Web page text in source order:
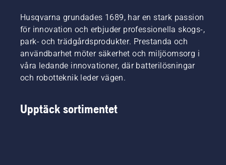
Husqvarna grundades 1689, har en stark passion
för innovation och erbjuder professionella skogs-,
park- och trädgårdsprodukter. Prestanda och
användbarhet möter säkerhet och miljöomsorg i
våra ledande innovationer, där batterilösningar
och robotteknik leder vägen.
Upptäck sortimentet